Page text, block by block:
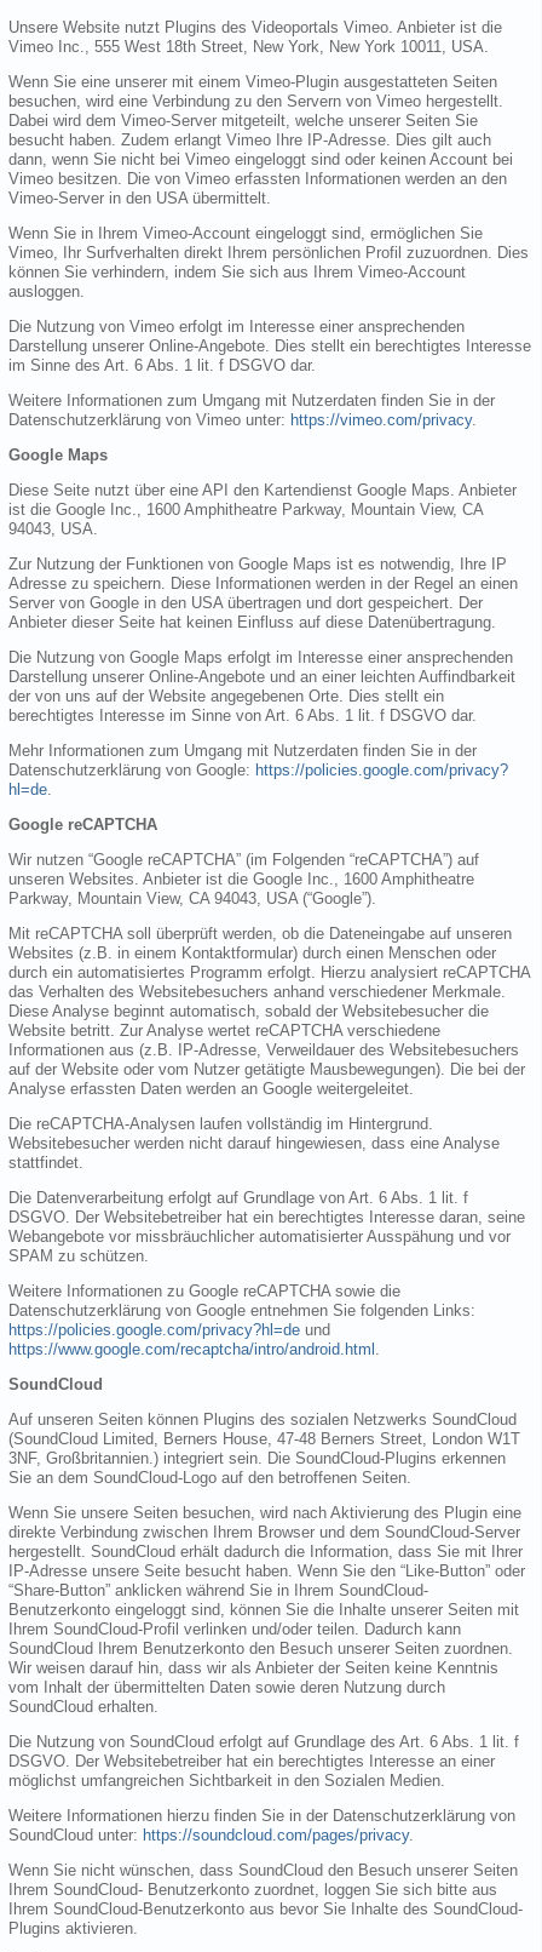
Unsere Website nutzt Plugins des Videoportals Vimeo. Anbieter ist die
Vimeo Inc., 555 West 18th Street, New York, New York 10011, USA.
Wenn Sie eine unserer mit einem Vimeo-Plugin ausgestatteten Seiten
besuchen, wird eine Verbindung zu den Servern von Vimeo hergestellt.
Dabei wird dem Vimeo-Server mitgeteilt, welche unserer Seiten Sie
besucht haben. Zudem erlangt Vimeo Ihre IP-Adresse. Dies gilt auch
dann, wenn Sie nicht bei Vimeo eingeloggt sind oder keinen Account bei
Vimeo besitzen. Die von Vimeo erfassten Informationen werden an den
Vimeo-Server in den USA übermittelt.
Wenn Sie in Ihrem Vimeo-Account eingeloggt sind, ermöglichen Sie
Vimeo, Ihr Surfverhalten direkt Ihrem persönlichen Profil zuzuordnen. Dies
können Sie verhindern, indem Sie sich aus Ihrem Vimeo-Account
ausloggen.
Die Nutzung von Vimeo erfolgt im Interesse einer ansprechenden
Darstellung unserer Online-Angebote. Dies stellt ein berechtigtes Interesse
im Sinne des Art. 6 Abs. 1 lit. f DSGVO dar.
Weitere Informationen zum Umgang mit Nutzerdaten finden Sie in der
Datenschutzerklärung von Vimeo unter: https://vimeo.com/privacy.
Google Maps
Diese Seite nutzt über eine API den Kartendienst Google Maps. Anbieter
ist die Google Inc., 1600 Amphitheatre Parkway, Mountain View, CA
94043, USA.
Zur Nutzung der Funktionen von Google Maps ist es notwendig, Ihre IP
Adresse zu speichern. Diese Informationen werden in der Regel an einen
Server von Google in den USA übertragen und dort gespeichert. Der
Anbieter dieser Seite hat keinen Einfluss auf diese Datenübertragung.
Die Nutzung von Google Maps erfolgt im Interesse einer ansprechenden
Darstellung unserer Online-Angebote und an einer leichten Auffindbarkeit
der von uns auf der Website angegebenen Orte. Dies stellt ein
berechtigtes Interesse im Sinne von Art. 6 Abs. 1 lit. f DSGVO dar.
Mehr Informationen zum Umgang mit Nutzerdaten finden Sie in der
Datenschutzerklärung von Google: https://policies.google.com/privacy?
hl=de
Google reCAPTCHA
Wir nutzen “Google reCAPTCHA” (im Folgenden “reCAPTCHA”) auf
unseren Websites. Anbieter ist die Google Inc., 1600 Amphitheatre
Parkway, Mountain View, CA 94043, USA (“Google”).
Mit reCAPTCHA soll überprüft werden, ob die Dateneingabe auf unseren
Websites (z.B. in einem Kontaktformular) durch einen Menschen oder
durch ein automatisiertes Programm erfolgt. Hierzu analysiert reCAPTCHA
das Verhalten des Websitebesuchers anhand verschiedener Merkmale.
Diese Analyse beginnt automatisch, sobald der Websitebesucher die
Website betritt. Zur Analyse wertet reCAPTCHA verschiedene
Informationen aus (z.B. IP-Adresse, Verweildauer des Websitebesuchers
auf der Website oder vom Nutzer getätigte Mausbewegungen). Die bei der
Analyse erfassten Daten werden an Google weitergeleitet.
Die reCAPTCHA-Analysen laufen vollständig im Hintergrund.
Websitebesucher werden nicht darauf hingewiesen, dass eine Analyse
stattfindet.
Die Datenverarbeitung erfolgt auf Grundlage von Art. 6 Abs. 1 lit. f
DSGVO. Der Websitebetreiber hat ein berechtigtes Interesse daran, seine
Webangebote vor missbräuchlicher automatisierter Ausspähung und vor
SPAM zu schützen.
Weitere Informationen zu Google reCAPTCHA sowie die
Datenschutzerklärung von Google entnehmen Sie folgenden Links:
https://policies.google.com/privacy?hl=de und
https://www.google.com/recaptcha/intro/android.html
SoundCloud
Auf unseren Seiten können Plugins des sozialen Netzwerks SoundCloud
(SoundCloud Limited, Berners House, 47-48 Berners Street, London W1T
3NF, Großbritannien.) integriert sein. Die SoundCloud-Plugins erkennen
Sie an dem SoundCloud-Logo auf den betroffenen Seiten.
Wenn Sie unsere Seiten besuchen, wird nach Aktivierung des Plugin eine
direkte Verbindung zwischen Ihrem Browser und dem SoundCloud-Server
hergestellt. SoundCloud erhält dadurch die Information, dass Sie mit Ihrer
IP-Adresse unsere Seite besucht haben. Wenn Sie den “Like-Button” oder
“Share-Button” anklicken während Sie in Ihrem SoundCloud-
Benutzerkonto eingeloggt sind, können Sie die Inhalte unserer Seiten mit
Ihrem SoundCloud-Profil verlinken und/oder teilen. Dadurch kann
SoundCloud Ihrem Benutzerkonto den Besuch unserer Seiten zuordnen.
Wir weisen darauf hin, dass wir als Anbieter der Seiten keine Kenntnis
vom Inhalt der übermittelten Daten sowie deren Nutzung durch
SoundCloud erhalten.
Die Nutzung von SoundCloud erfolgt auf Grundlage des Art. 6 Abs. 1 lit. f
DSGVO. Der Websitebetreiber hat ein berechtigtes Interesse an einer
möglichst umfangreichen Sichtbarkeit in den Sozialen Medien.
Weitere Informationen hierzu finden Sie in der Datenschutzerklärung von
SoundCloud unter: https://soundcloud.com/pages/privacy.
Wenn Sie nicht wünschen, dass SoundCloud den Besuch unserer Seiten
Ihrem SoundCloud- Benutzerkonto zuordnet, loggen Sie sich bitte aus
Ihrem SoundCloud-Benutzerkonto aus bevor Sie Inhalte des SoundCloud-
Plugins aktivieren.